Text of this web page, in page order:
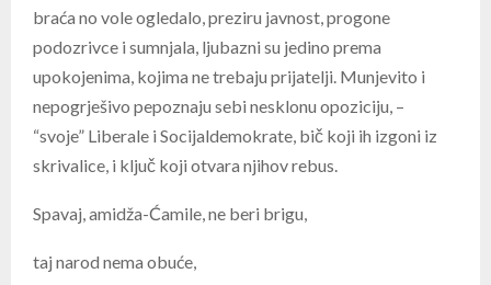
braća no vole ogledalo, preziru javnost, progone
podozrivce i sumnjala, ljubazni su jedino prema
upokojenima, kojima ne trebaju prijatelji. Munjevito i
nepogrješivo pepoznaju sebi nesklonu opoziciju, –
“svoje” Liberale i Socijaldemokrate, bič koji ih izgoni iz
skrivalice, i ključ koji otvara njihov rebus.
Spavaj, amidža-Ćamile, ne beri brigu,
taj narod nema obuće,